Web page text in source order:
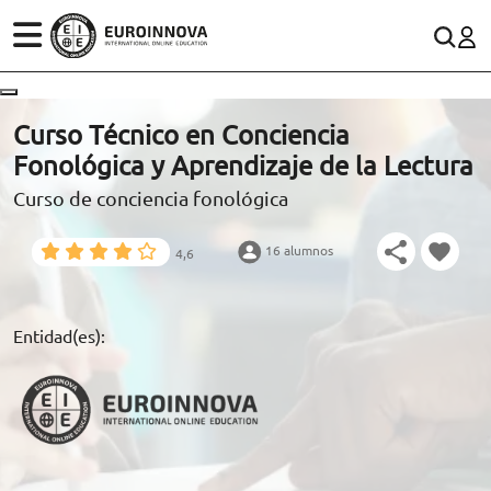
ÁREAS
ESTUDIOS
CONOCE EUROINNOVA
BECAS Y FINANCIACIÓN
RECURSOS EDUCATIVOS
ARTÍCULOS
ES
(+34)958 050 200(gratuito en España)
900 831 200
formacion@euroinnova.com
TRABAJA CON NOSOTROS
Curso Técnico en Conciencia
Fonológica y Aprendizaje de la Lectura
Curso de conciencia fonológica
4,6 16 alumnos
Entidad(es):